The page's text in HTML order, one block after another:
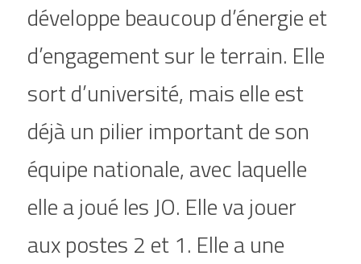
développe beaucoup d’énergie et
d’engagement sur le terrain. Elle
sort d’université, mais elle est
déjà un pilier important de son
équipe nationale, avec laquelle
elle a joué les JO. Elle va jouer
aux postes 2 et 1. Elle a une